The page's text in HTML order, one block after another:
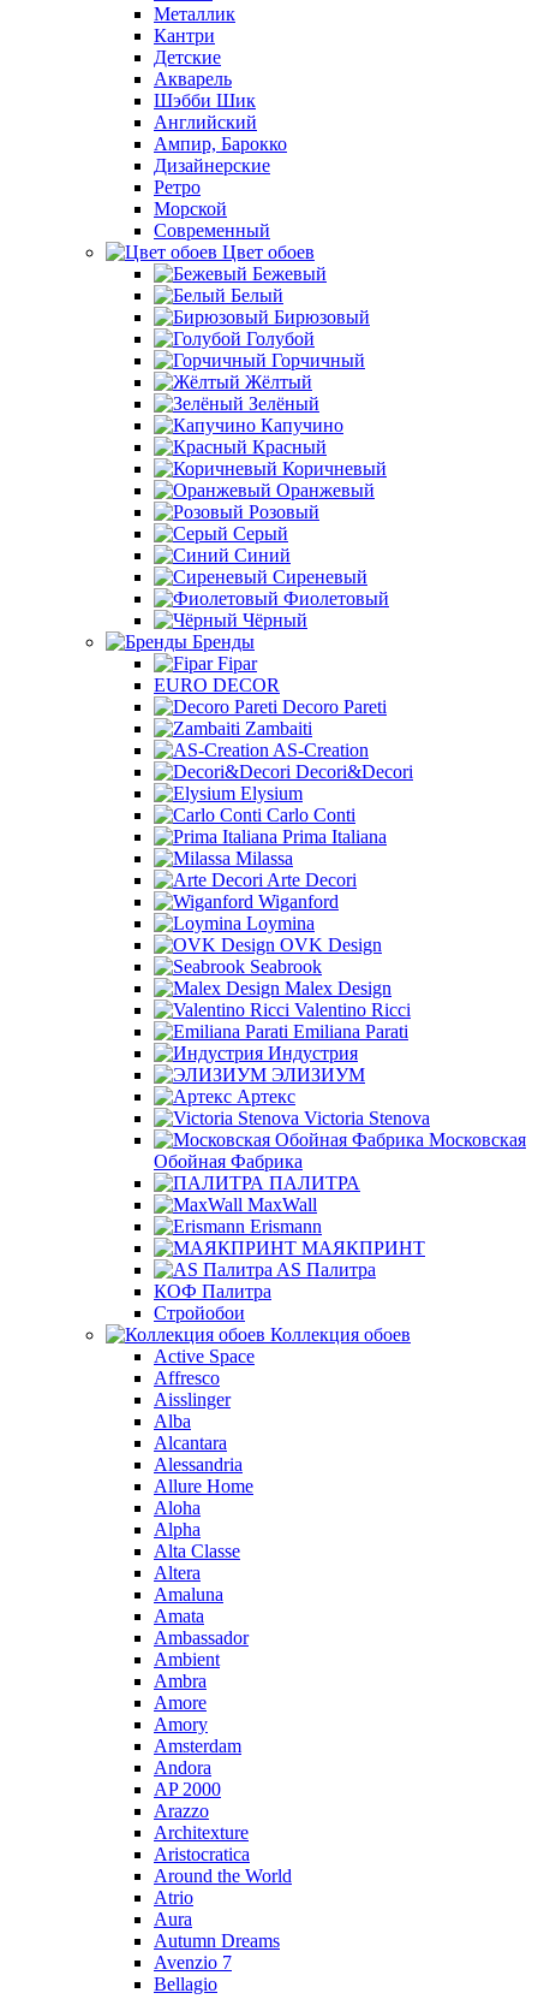
Металлик
Кантри
Детские
Акварель
Шэбби Шик
Английский
Ампир, Барокко
Дизайнерские
Ретро
Морской
Современный
Цвет обоев
Бежевый
Белый
Бирюзовый
Голубой
Горчичный
Жёлтый
Зелёный
Капучино
Красный
Коричневый
Оранжевый
Розовый
Серый
Синий
Сиреневый
Фиолетовый
Чёрный
Бренды
Fipar
EURO DECOR
Decoro Pareti
Zambaiti
AS-Creation
Decori&Decori
Elysium
Carlo Conti
Prima Italiana
Milassa
Arte Decori
Wiganford
Loymina
OVK Design
Seabrook
Malex Design
Valentino Ricci
Emiliana Parati
Индустрия
ЭЛИЗИУМ
Артекс
Victoria Stenova
Московская
Обойная Фабрика
ПАЛИТРА
MaxWall
Erismann
МАЯКПРИНТ
AS Палитра
КОФ Палитра
Стройобои
Коллекция обоев
Active Space
Affresco
Aisslinger
Alba
Alcantara
Alessandria
Allure Home
Aloha
Alpha
Alta Classe
Altera
Amaluna
Amata
Ambassador
Ambient
Ambra
Amore
Amory
Amsterdam
Andora
AP 2000
Arazzo
Architexture
Aristocratica
Around the World
Atrio
Aura
Autumn Dreams
Avenzio 7
Bellagio